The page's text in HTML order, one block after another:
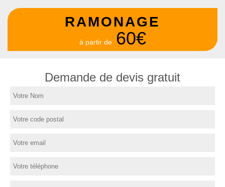
RAMONAGE
à partir de 60€
Demande de devis gratuit